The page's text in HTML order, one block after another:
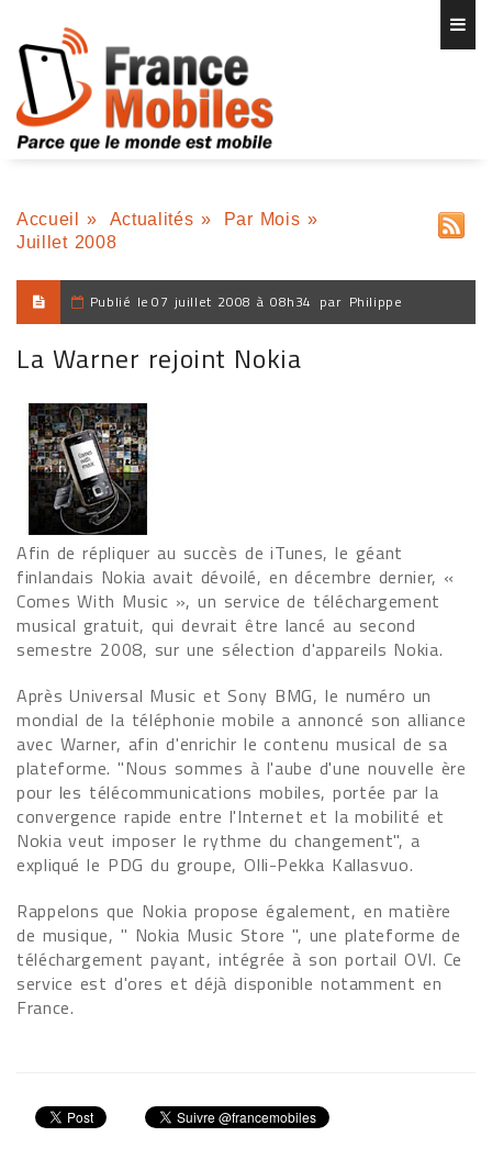
Accueil » Actualités » Par Mois »
Juillet 2008
Publié le 07 juillet 2008 à 08h34 par Philippe
La Warner rejoint Nokia
Afin de répliquer au succès de iTunes, le géant
finlandais Nokia avait dévoilé, en décembre dernier, «
Comes With Music », un service de téléchargement
musical gratuit, qui devrait être lancé au second
semestre 2008, sur une sélection d'appareils Nokia.
Après Universal Music et Sony BMG, le numéro un
mondial de la téléphonie mobile a annoncé son alliance
avec Warner, afin d'enrichir le contenu musical de sa
plateforme. "Nous sommes à l'aube d'une nouvelle ère
pour les télécommunications mobiles, portée par la
convergence rapide entre l'Internet et la mobilité et
Nokia veut imposer le rythme du changement", a
expliqué le PDG du groupe, Olli-Pekka Kallasvuo.
Rappelons que Nokia propose également, en matière
de musique, " Nokia Music Store ", une plateforme de
téléchargement payant, intégrée à son portail OVI. Ce
service est d'ores et déjà disponible notamment en
France.